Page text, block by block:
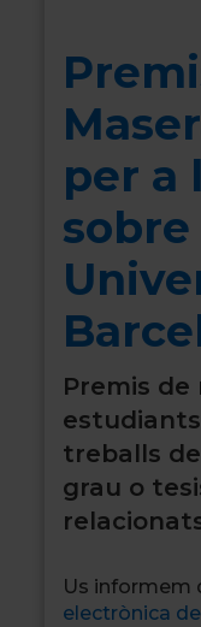
per a
sobre
Premis de
treballs
grau o
Us informem
electrònica